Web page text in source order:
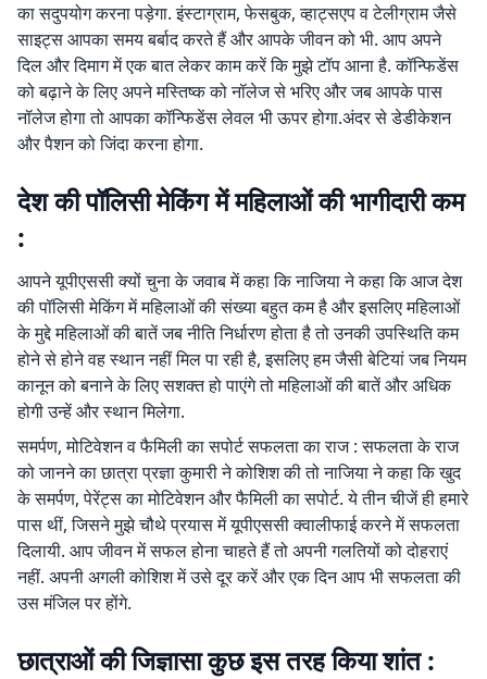
का सदुपयोग करना पड़ेगा. इंस्टाग्राम, फेसबुक, व्हाट्सएप व टेलीग्राम जैसे
साइट्स आपका समय बर्बाद करते हैं और आपके जीवन को भी. आप अपने
दिल और दिमाग में एक बात लेकर काम करें कि मुझे टॉप आना है. कॉन्फिडेंस
को बढ़ाने के लिए अपने मस्तिष्क को नॉलेज से भरिए और जब आपके पास
नॉलेज होगा तो आपका कॉन्फिडेंस लेवल भी ऊपर होगा.अंदर से डेडीकेशन
और पैशन को जिंदा करना होगा.
देश की पॉलिसी मेकिंग में महिलाओं की भागीदारी कम
:
आपने यूपीएससी क्यों चुना के जवाब में कहा कि नाजिया ने कहा कि आज देश
की पॉलिसी मेकिंग में महिलाओं की संख्या बहुत कम है और इसलिए महिलाओं
के मुद्दे महिलाओं की बातें जब नीति निर्धारण होता है तो उनकी उपस्थिति कम
होने से होने वह स्थान नहीं मिल पा रही है, इसलिए हम जैसी बेटियां जब नियम
कानून को बनाने के लिए सशक्त हो पाएंगे तो महिलाओं की बातें और अधिक
होगी उन्हें और स्थान मिलेगा.
समर्पण, मोटिवेशन व फैमिली का सपोर्ट सफलता का राज : सफलता के राज
को जानने का छात्रा प्रज्ञा कुमारी ने कोशिश की तो नाजिया ने कहा कि खुद
के समर्पण, पेरेंट्स का मोटिवेशन और फैमिली का सपोर्ट. ये तीन चीजें ही हमारे
पास थीं, जिसने मुझे चौथे प्रयास में यूपीएससी क्वालीफाई करने में सफलता
दिलायी. आप जीवन में सफल होना चाहते हैं तो अपनी गलतियों को दोहराएं
नहीं. अपनी अगली कोशिश में उसे दूर करें और एक दिन आप भी सफलता की
उस मंजिल पर होंगे.
छात्राओं की जिज्ञासा कुछ इस तरह किया शांत :